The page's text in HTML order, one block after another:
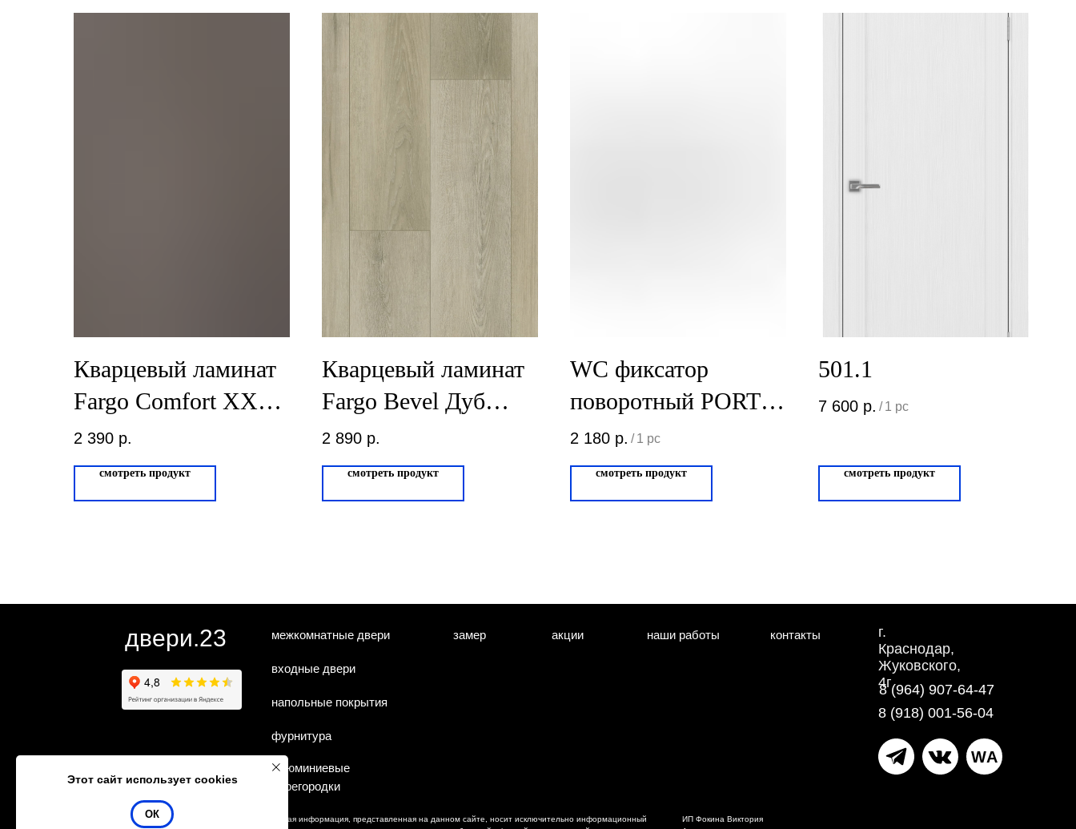
Этот сайт использует cookies
ОК
Кварцевый ламинат
Fargo Comfort XXL
Дуб Французский
DL1604
2 390 р.
смотреть продукт
Кварцевый ламинат
Fargo Bevel Дуб
Бодрум 50-6191-18
2 890 р.
смотреть продукт
WC фиксатор
поворотный PORTA
DI PARMA WC.033
Полированный хром
WC.033.01
2 180 р. / 1 pc
смотреть продукт
501.1
7 600 р. / 1 pc
смотреть продукт
двери.23
напольные покрытия
межкомнатные двери
входные двери
фурнитура
замер акции наши работы контакты
г.
Краснодар,
Жуковского,
4г
8 (918) 001-56-04
8 (964) 907-64-47
WA
алюминиевые
перегородки
Любая информация, представленная на данном сайте, носит исключительно информационный
ИП Фокина Виктория